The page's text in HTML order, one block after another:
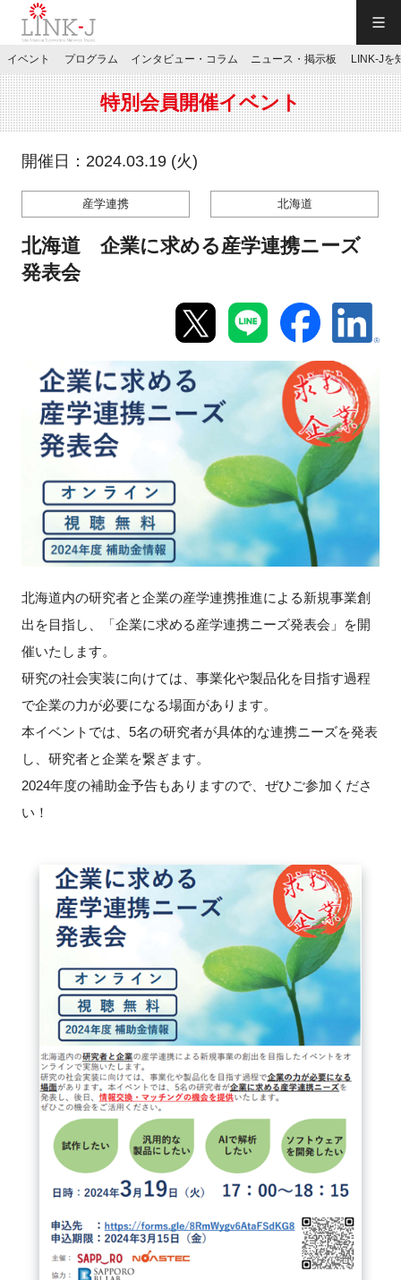
JP／EN
特別会員専用メニュー
施設ご予約
マイページ
新規登録
イベント
プログラム
ニュース・掲示板
LINK-Jを知る
施設・アクセス
FAQ
イベントお知らせメール登録
イベント プログラム インタビュー・コラム ニュース・掲示板 LINK-Jを
特別会員開催イベント
開催日：2024.03.19 (火)
産学連携 北海道
北海道 企業に求める産学連携ニーズ
発表会
北海道内の研究者と企業の産学連携推進による新規事業創
出を目指し、「企業に求める産学連携ニーズ発表会」を開
催いたします。
研究の社会実装に向けては、事業化や製品化を目指す過程
で企業の力が必要になる場面があります。
本イベントでは、5名の研究者が具体的な連携ニーズを発表
し、研究者と企業を繋ぎます。
2024年度の補助金予告もありますので、ぜひご参加くださ
い！